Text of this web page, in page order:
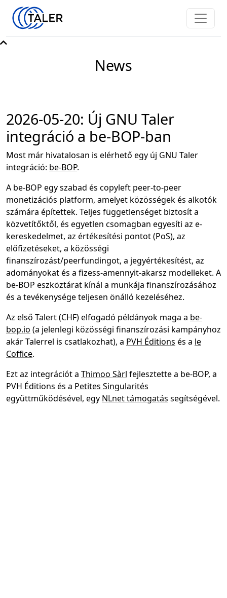
News
2026-05-20: Új GNU Taler
integráció a be-BOP-ban
Most már hivatalosan is elérhető egy új GNU Taler
integráció: be-BOP.
A be-BOP egy szabad és copyleft peer-to-peer
monetizációs platform, amelyet közösségek és alkotók
számára építettek. Teljes függetlenséget biztosít a
közvetítőktől, és egyetlen csomagban egyesíti az e-
kereskedelmet, az értékesítési pontot (PoS), az
előfizetéseket, a közösségi
finanszírozást/peerfundingot, a jegyértékesítést, az
adományokat és a fizess-amennyit-akarsz modelleket. A
be-BOP eszköztárat kínál a munkája finanszírozásához
és a tevékenysége teljesen önálló kezeléséhez.
Az első Talert (CHF) elfogadó példányok maga a be-
bop.io (a jelenlegi közösségi finanszírozási kampányhoz
akár Talerrel is csatlakozhat), a PVH Éditions és a le
Coffice.
Ezt az integrációt a Thimoo Sàrl fejlesztette a be-BOP, a
PVH Éditions és a Petites Singularités
együttműködésével, egy NLnet támogatás segítségével.